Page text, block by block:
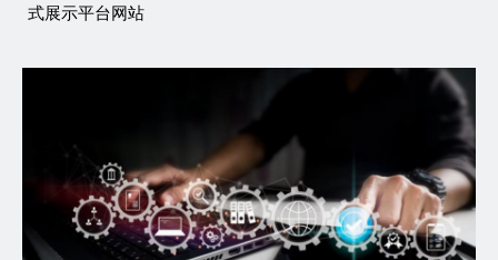
式展示平台网站